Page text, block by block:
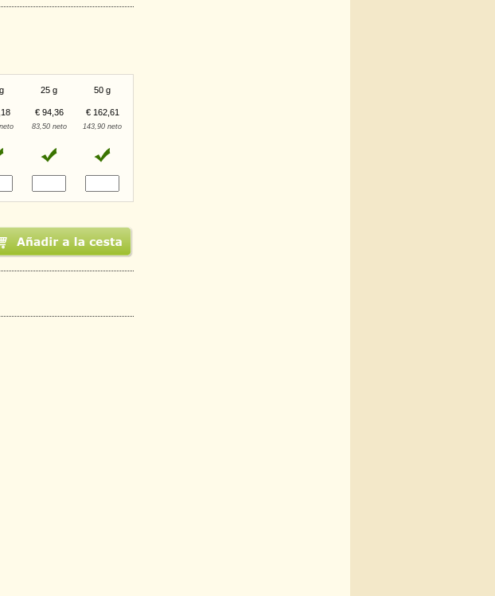
25 g 50 g
€ 94,36 € 162,61
83,50 neto 143,90 neto